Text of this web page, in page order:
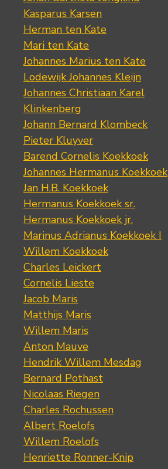
Kasparus Karsen
Herman ten Kate
Mari ten Kate
Johannes Marius ten Kate
Lodewijk Johannes Kleijn
Johannes Christiaan Karel
Klinkenberg
Johann Bernard Klombeck
Pieter Kluyver
Barend Cornelis Koekkoek
Johannes Hermanus Koekkoek
Jan H.B. Koekkoek
Hermanus Koekkoek sr.
Hermanus Koekkoek jr.
Marinus Adrianus Koekkoek I
Willem Koekkoek
Charles Leickert
Cornelis Lieste
Jacob Maris
Matthijs Maris
Willem Maris
Anton Mauve
Hendrik Willem Mesdag
Bernard Pothast
Nicolaas Riegen
Charles Rochussen
Albert Roelofs
Willem Roelofs
Henriette Ronner-Knip